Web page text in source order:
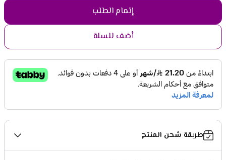
إتمام الطلب
أضف للسلة
طريقة شحن المنتج